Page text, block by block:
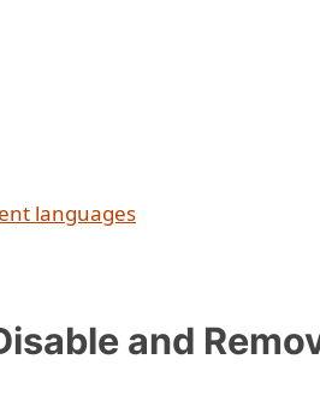
and
languages